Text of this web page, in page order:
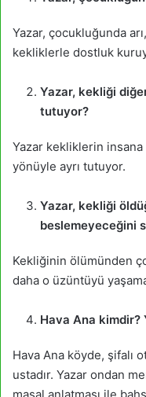
Yazar, çocukluğunda
kekliklerle dostluk
Yazar, kekliği
tutuyor?
Yazar kekliklerin insana
yönüyle ayrı tutuyor.
Yazar, kekliği
beslemeyeceğini
Kekliğinin ölümünden
daha o üzüntüyü
Hava Ana kimdir?
Hava Ana köyde, şifalı
ustadır. Yazar ondan